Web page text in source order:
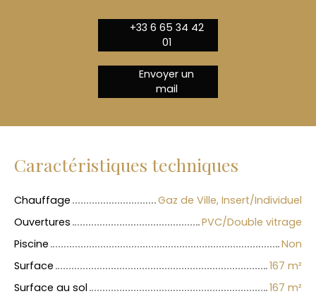
+33 6 65 34 42
01
Envoyer un
mail
Caractéristiques techniques
Chauffage
Gaz de Ville, Insert/Individuel
Ouvertures
PVC/Double vitrage
Piscine
Non
Surface
167 m²
Surface au sol
167 m²